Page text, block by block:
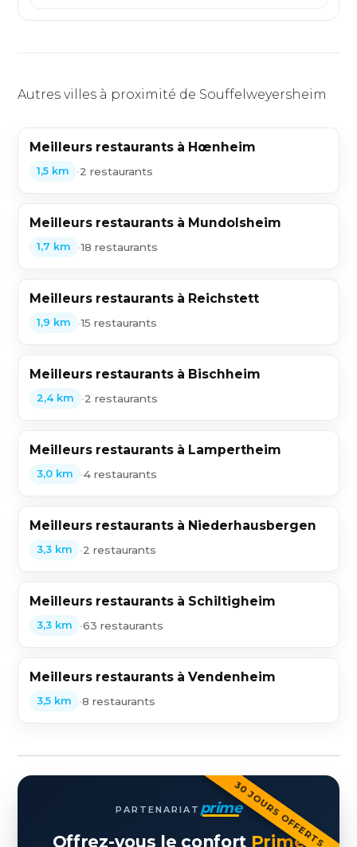
Autres villes à proximité de Souffelweyersheim
Meilleurs restaurants à Hœnheim
1,5 km •2 restaurants
Meilleurs restaurants à Mundolsheim
1,7 km •18 restaurants
Meilleurs restaurants à Reichstett
1,9 km •15 restaurants
Meilleurs restaurants à Bischheim
2,4 km •2 restaurants
Meilleurs restaurants à Lampertheim
3,0 km •4 restaurants
Meilleurs restaurants à Niederhausbergen
3,3 km •2 restaurants
Meilleurs restaurants à Schiltigheim
3,3 km •63 restaurants
Meilleurs restaurants à Vendenheim
3,5 km •8 restaurants
30 JOURS OFFERTS
PARTENARIAT prime
Offrez-vous le confort Prime